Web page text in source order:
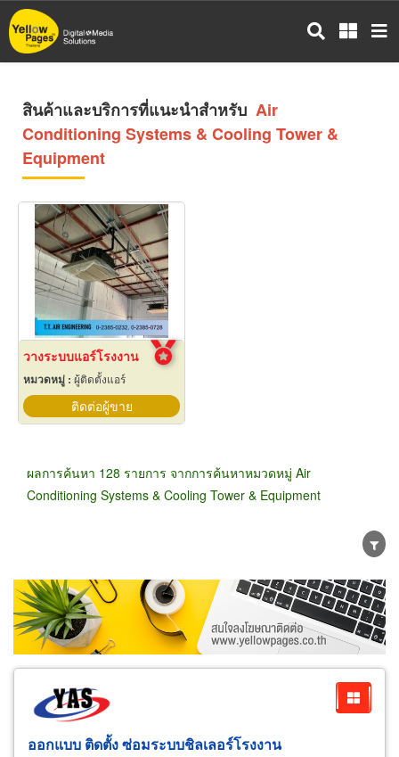
ข้าม
ไป
สินค้าและบริการที่แนะนำสำหรับ Air
Conditioning Systems & Cooling Tower &
Equipment
วางระบบแอร์โรงงาน
หมวดหมู่ : ผู้ติดตั้งแอร์
ติดต่อผู้ขาย
ผลการค้นหา 128 รายการ จากการค้นหาหมวดหมู่ Air
Conditioning Systems & Cooling Tower & Equipment
ขายส่ง ขายปลีก ผู้ผลิต
ตัวแทนจัดจำหน่าย
ผู้ส่งออก/นำเข้า
ธุรกิจบริการ
ออกแบบ ติดตั้ง ซ่อมระบบชิลเลอร์โรงงาน